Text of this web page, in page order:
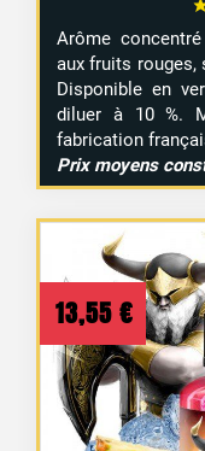
Arôme
aux fruits rouges,
Disponible en
diluer à 10 %.
fabrication
Prix moyens
13,55 €